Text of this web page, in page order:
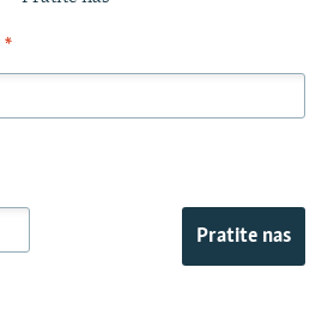
*
Pratite nas